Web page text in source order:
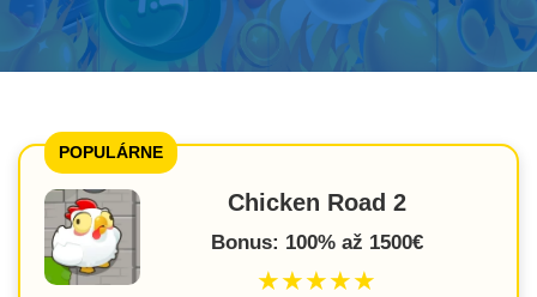
POPULÁRNE
Chicken Road 2
Bonus: 100% až 1500€
★★★★★